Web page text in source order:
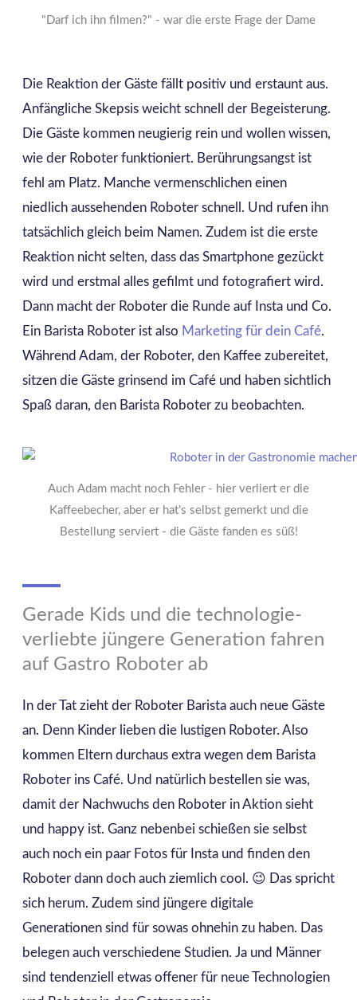
"Darf ich ihn filmen?" - war die erste Frage der Dame
Die Reaktion der Gäste fällt positiv und erstaunt aus.
Anfängliche Skepsis weicht schnell der Begeisterung.
Die Gäste kommen neugierig rein und wollen wissen,
wie der Roboter funktioniert. Berührungsangst ist
fehl am Platz. Manche vermenschlichen einen
niedlich aussehenden Roboter schnell. Und rufen ihn
tatsächlich gleich beim Namen. Zudem ist die erste
Reaktion nicht selten, dass das Smartphone gezückt
wird und erstmal alles gefilmt und fotografiert wird.
Dann macht der Roboter die Runde auf Insta und Co.
Ein Barista Roboter ist also Marketing für dein Café.
Während Adam, der Roboter, den Kaffee zubereitet,
sitzen die Gäste grinsend im Café und haben sichtlich
Spaß daran, den Barista Roboter zu beobachten.
Auch Adam macht noch Fehler - hier verliert er die
Kaffeebecher, aber er hat's selbst gemerkt und die
Bestellung serviert - die Gäste fanden es süß!
Gerade Kids und die technologie-
verliebte jüngere Generation fahren
auf Gastro Roboter ab
In der Tat zieht der Roboter Barista auch neue Gäste
an. Denn Kinder lieben die lustigen Roboter. Also
kommen Eltern durchaus extra wegen dem Barista
Roboter ins Café. Und natürlich bestellen sie was,
damit der Nachwuchs den Roboter in Aktion sieht
und happy ist. Ganz nebenbei schießen sie selbst
auch noch ein paar Fotos für Insta und finden den
Roboter dann doch auch ziemlich cool. 😉 Das spricht
sich herum. Zudem sind jüngere digitale
Generationen sind für sowas ohnehin zu haben. Das
belegen auch verschiedene Studien. Ja und Männer
sind tendenziell etwas offener für neue Technologien